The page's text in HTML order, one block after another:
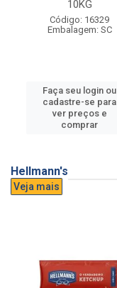
10KG
Código: 16329
Embalagem: SC
Faça seu login ou
cadastre-se para
ver preços e
comprar
Hellmann's
Veja mais